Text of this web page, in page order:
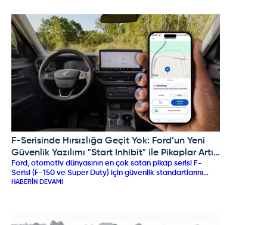
FORD
F-Serisinde Hırsızlığa Geçit Yok: Ford’un Yeni
Güvenlik Yazılımı "Start Inhibit" ile Pikaplar Artık
Birer Kale!
Ford, otomotiv dünyasının en çok satan pikap serisi F-
Serisi (F-150 ve Super Duty) için güvenlik standartlarını
baştan yazan yeni "Ford Güvenlik Paketi" (Ford Security
"Start Inhibit" (Çalıştırma Engelleme) sistemi, anlık sensör
HABERIN DEVAMI